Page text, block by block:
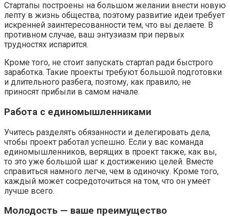
Стартапы построены на большом желании внести новую
лепту в жизнь общества, поэтому развитие идеи требует
искренней заинтересованности тем, что вы делаете. В
противном случае, ваш энтузиазм при первых
трудностях испарится.
Кроме того, не стоит запускать стартап ради быстрого
заработка. Такие проекты требуют большой подготовки
и длительного разбега, поэтому, как правило, не
приносят прибыли в самом начале.
Работа с единомышленниками
Учитесь разделять обязанности и делегировать дела,
чтобы проект работал успешно. Если у вас команда
единомышленников, верящих в проект также, как вы,
то это уже большой шаг к достижению целей. Вместе
справиться намного легче, чем в одиночку. Кроме того,
каждый может сосредоточиться на том, что он умеет
лучше всего.
Молодость — ваше преимущество